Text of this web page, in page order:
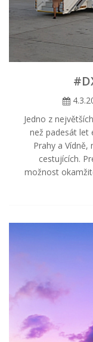
Jedno z
než padesát let
Prahy a
cestujících.
možnost